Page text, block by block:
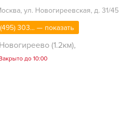
ул. Новогиреевская, д. 31/45
303... — показать
Новогиреево (1.2км),
до 10:00